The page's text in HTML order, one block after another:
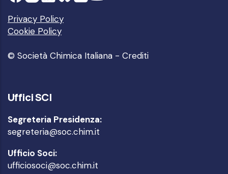
Privacy Policy
Cookie Policy
© Società Chimica Italiana - Crediti
Uffici SCI
Segreteria Presidenza:
segreteria@soc.chim.it
Ufficio Soci:
ufficiosoci@soc.chim.it